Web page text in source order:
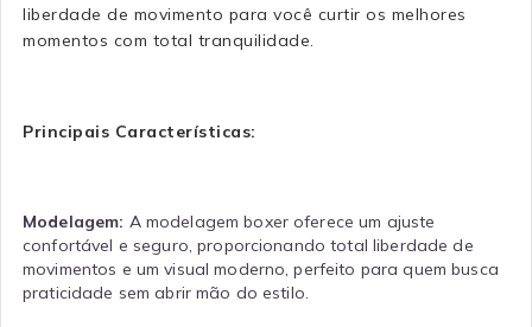
liberdade de movimento para você curtir os melhores
momentos com total tranquilidade.
Principais Características:
Modelagem: A modelagem boxer oferece um ajuste
confortável e seguro, proporcionando total liberdade de
movimentos e um visual moderno, perfeito para quem busca
praticidade sem abrir mão do estilo.